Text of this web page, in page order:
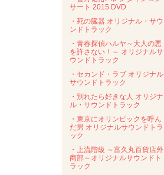
サート 2015 DVD
・死の臓器 オリジナル・サウ
ンドトラック
・青春探偵ハルヤ～大人の悪
を許さない！～ オリジナルサ
ウンドトラック
・セカンド・ラブ オリジナル
サウンドトラック
・別れたら好きな人 オリジナ
ル・サウンドトラック
・東京にオリンピックを呼ん
だ男 オリジナルサウンドトラ
ック
・上流階級 ～富久丸百貨店外
商部～オリジナルサウンドト
ラック